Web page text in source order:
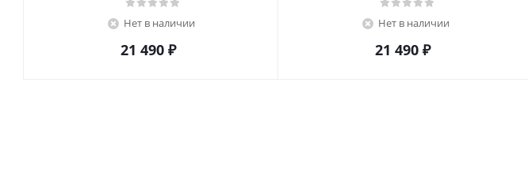
Нет в наличии
21 490 ₽
Нет в наличии
21 490 ₽